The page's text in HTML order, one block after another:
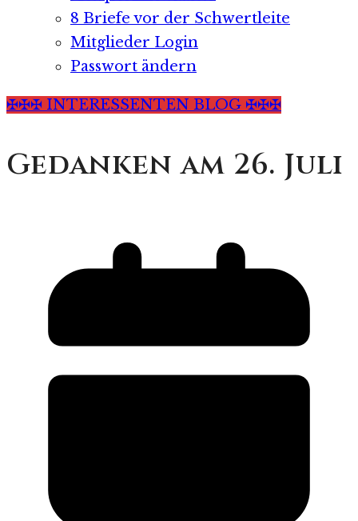
8 Briefe vor der Schwertleite
Mitglieder Login
Passwort ändern
✠✠✠ INTERESSENTEN BLOG ✠✠✠
Gedanken am 26. Juli